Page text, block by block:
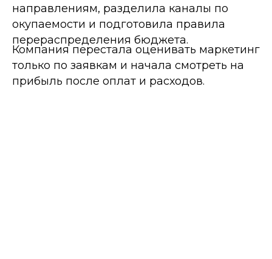
направлениям, разделила каналы по
окупаемости и подготовила правила
перераспределения бюджета.
Компания перестала оценивать маркетинг
только по заявкам и начала смотреть на
прибыль после оплат и расходов.